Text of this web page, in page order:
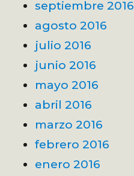
septiembre 2016
agosto 2016
julio 2016
junio 2016
mayo 2016
abril 2016
marzo 2016
febrero 2016
enero 2016